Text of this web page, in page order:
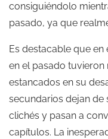
consiguiéndolo
pasado, ya que
Es destacable que
en el pasado
estancados en su
secundarios dejan de
clichés y pasan a
capítulos. La